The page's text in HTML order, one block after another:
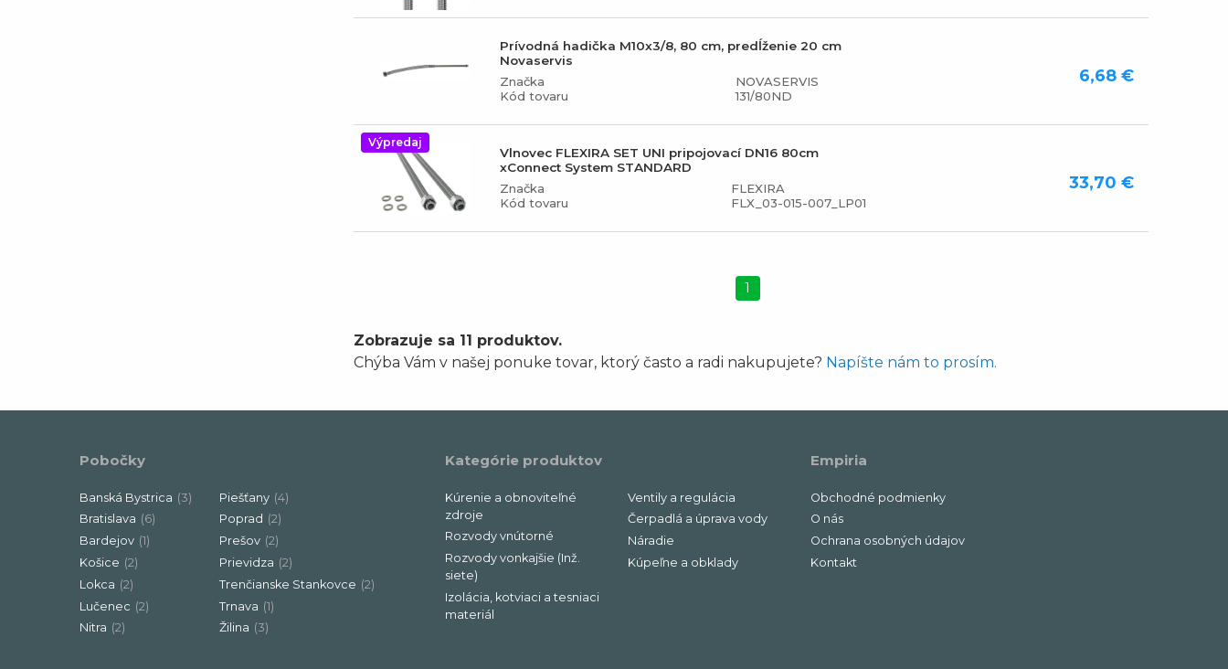
Prívodná hadička M10x3/8, 80 cm, predĺženie 20 cm
Novaservis
Značka
NOVASERVIS
Kód tovaru
131/80ND
6,68 €
Výpredaj
Vlnovec FLEXIRA SET UNI pripojovací DN16 80cm
xConnect System STANDARD
Značka
FLEXIRA
Kód tovaru
FLX_03-015-007_LP01
33,70 €
1
Zobrazuje sa 11 produktov.
Chýba Vám v našej ponuke tovar, ktorý často a radi nakupujete? Napíšte nám to prosím.
Pobočky
Banská Bystrica (3)
Bratislava (6)
Bardejov (1)
Košice (2)
Lokca (2)
Lučenec (2)
Nitra (2)
Piešťany (4)
Poprad (2)
Prešov (2)
Prievidza (2)
Trenčianske Stankovce (2)
Trnava (1)
Žilina (3)
Kategórie produktov
Kúrenie a obnoviteľné
zdroje
Rozvody vnútorné
Rozvody vonkajšie (Inž.
siete)
Izolácia, kotviaci a tesniaci
materiál
Ventily a regulácia
Čerpadlá a úprava vody
Náradie
Kúpeľne a obklady
Empiria
Obchodné podmienky
O nás
Ochrana osobných údajov
Kontakt